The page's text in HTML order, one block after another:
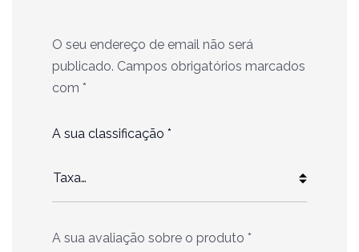
O seu endereço de email não será
publicado. Campos obrigatórios marcados
com *
A sua classificação *
A sua avaliação sobre o produto *